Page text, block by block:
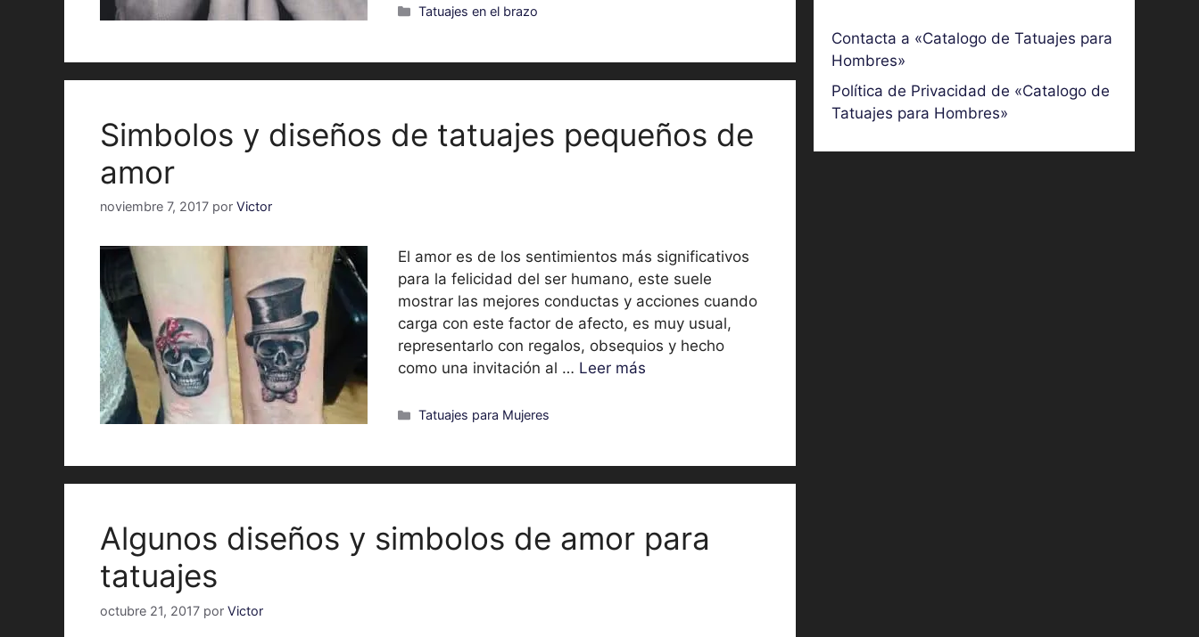
Categorías
Tatuajes en el brazo
Simbolos y diseños de tatuajes pequeños de
amor
noviembre 7, 2017 por Victor
El amor es de los sentimientos más significativos
para la felicidad del ser humano, este suele
mostrar las mejores conductas y acciones cuando
carga con este factor de afecto, es muy usual,
representarlo con regalos, obsequios y hecho
como una invitación al … Leer más
Categorías
Tatuajes para Mujeres
Algunos diseños y simbolos de amor para
tatuajes
octubre 21, 2017 por Victor
Contacta a «Catalogo de Tatuajes para
Hombres»
Política de Privacidad de «Catalogo de
Tatuajes para Hombres»